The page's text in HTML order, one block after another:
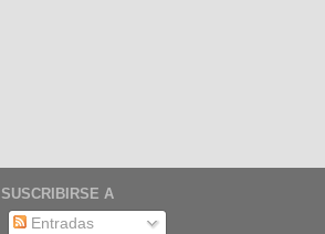
SUSCRIBIRSE A
Entradas